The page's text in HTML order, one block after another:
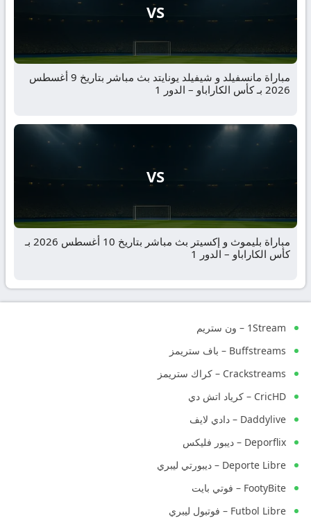
VS
مباراة مانسفيلد و شيفيلد يونايتد بث مباشر بتاريخ 9 أغسطس
2026 بـ كأس الكاراباو – الدور 1
VS
مباراة بليموث و إكسيتر بث مباشر بتاريخ 10 أغسطس 2026 بـ
كأس الكاراباو – الدور 1
1Stream – ون ستريم
Buffstreams – باف ستريمز
Crackstreams – كراك ستريمز
CricHD – كرياد اتش دي
Daddylive – دادي لايف
Deporflix – ديبور فليكس
Deporte Libre – ديبورتي ليبري
FootyBite – فوتي بايت
Futbol Libre – فوتبول ليبري